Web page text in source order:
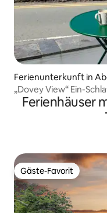
Ferienunterkunft in
„Dovey View“ Ein-
Aussicht
Ferienhäuser
Gäste-Favorit
Gäste-Favorit